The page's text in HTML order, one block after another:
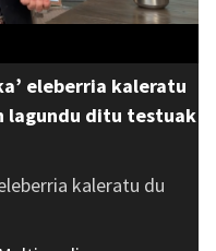
eleberria kaleratu
lagundu ditu testuak
kaleratu du